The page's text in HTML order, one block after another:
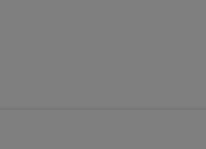
das
Telekommunikations-basierten Utiq-